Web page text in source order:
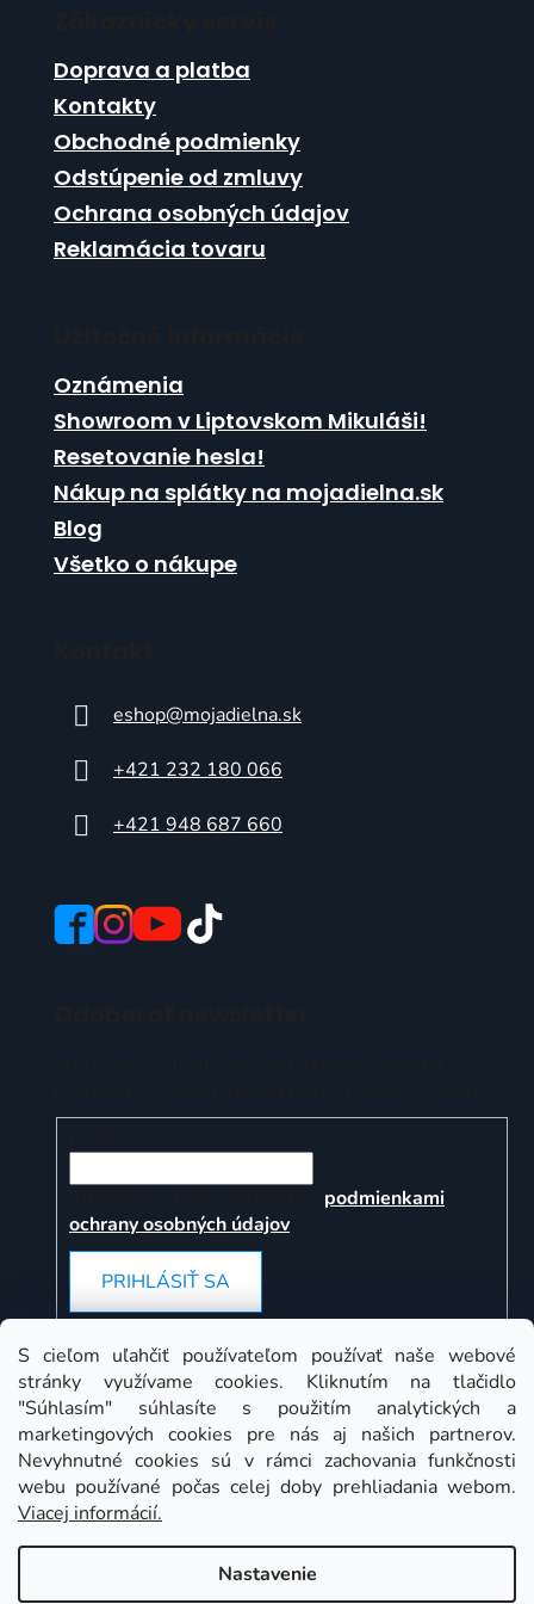
S cieľom uľahčiť používateľom používať naše webové
stránky využívame cookies. Kliknutím na tlačidlo
"Súhlasím" súhlasíte s použitím analytických a
marketingových cookies pre nás aj našich partnerov.
Nevyhnutné cookies sú v rámci zachovania funkčnosti
webu používané počas celej doby prehliadania webom.
Viacej informácií.
Nastavenie
k
y
v
ý
i
Doprava a platba
Kontakty
Obchodné podmienky
Odstúpenie od zmluvy
Ochrana osobných údajov
Reklamácia tovaru
Oznámenia
Showroom v Liptovskom Mikuláši!
Resetovanie hesla!
Nákup na splátky na mojadielna.sk
Blog
Všetko o nákupe
eshop@mojadielna.sk
+421 232 180 066
+421 948 687 660
podmienkami
ochrany osobných údajov
PRIHLÁSIŤ SA
Instagram